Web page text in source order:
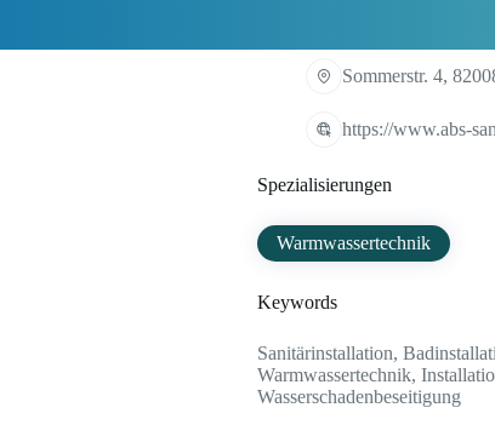
Sommerstr. 4,
https://www.abs-
Spezialisierungen
Warmwassertechnik
Keywords
Sanitärinstallation,
Warmwassertechnik,
Wasserschadenbeseitigung